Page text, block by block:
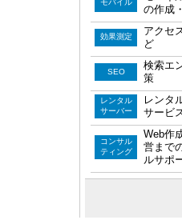
モバイル
の作成
効果測定
アクセ
ど
SEO
検索エ
策
レンタル
サーバー
レンタ
サービ
コンサル
ティング
Web作
営まで
ルサポ